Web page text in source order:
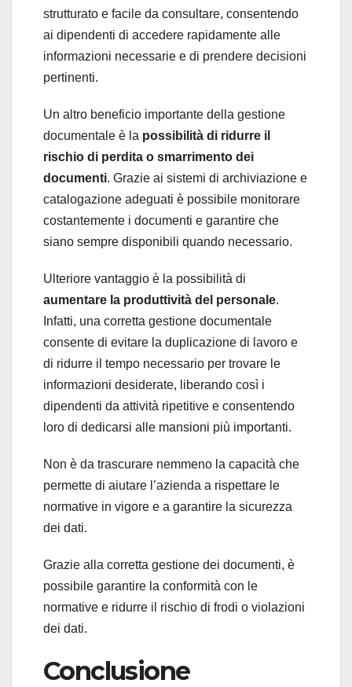
strutturato e facile da consultare, consentendo
ai dipendenti di accedere rapidamente alle
informazioni necessarie e di prendere decisioni
pertinenti.
Un altro beneficio importante della gestione
documentale è la possibilità di ridurre il
rischio di perdita o smarrimento dei
documenti. Grazie ai sistemi di archiviazione e
catalogazione adeguati è possibile monitorare
costantemente i documenti e garantire che
siano sempre disponibili quando necessario.
Ulteriore vantaggio è la possibilità di
aumentare la produttività del personale.
Infatti, una corretta gestione documentale
consente di evitare la duplicazione di lavoro e
di ridurre il tempo necessario per trovare le
informazioni desiderate, liberando così i
dipendenti da attività ripetitive e consentendo
loro di dedicarsi alle mansioni più importanti.
Non è da trascurare nemmeno la capacità che
permette di aiutare l’azienda a rispettare le
normative in vigore e a garantire la sicurezza
dei dati.
Grazie alla corretta gestione dei documenti, è
possibile garantire la conformità con le
normative e ridurre il rischio di frodi o violazioni
dei dati.
Conclusione